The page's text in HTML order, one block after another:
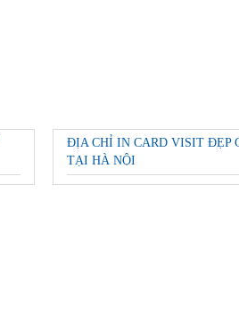
ĐỊA CHỈ IN CARD VISIT ĐẸP
TẠI HÀ NỘI